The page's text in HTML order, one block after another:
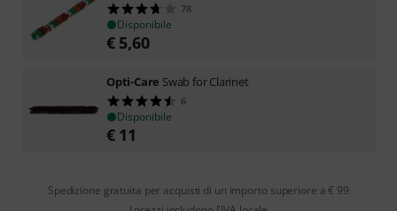
78
Disponibile
€ 5,60
Opti-Care Swab for Clarinet
6
Disponibile
€ 11
Spedizione gratuita per acquisti di un importo superiore a € 99